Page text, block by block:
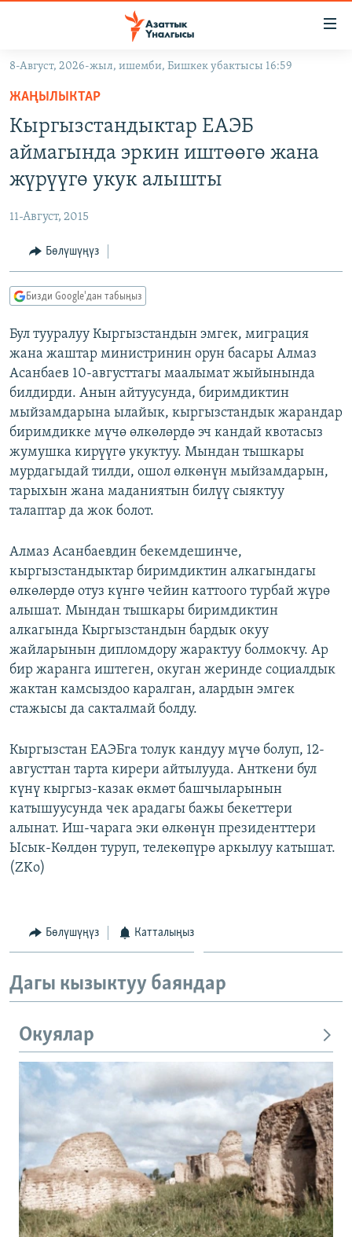
Навигацияга
өтүңүз
Издөөгө
салыңызКЫРГЫЗСТАН
МАДАНИЯТ
ДҮЙНӨ
ТВ ПРОГРАММАЛАР
БҮГҮН АЗАТТЫКТА
ДАНИСТЕ
ЭЖЕ-СИҢДИЛЕР
АЗАТТЫК+
ЫҢГАЙСЫЗ СУРООЛОР
ПОДКАСТ
ОНЛАЙН ШЕРИНЕ
ЭЕ/АРнун бардык сайттары
8-Август, 2026-жыл, ишемби, Бишкек убактысы 16:59
ЖАҢЫЛЫКТАР
Кыргызстандыктар ЕАЭБ
аймагында эркин иштөөгө жана
жүрүүгө укук алышты
11-Август, 2015
Бөлүшүңүз
Бизди Google'дан табыңыз
Бул тууралуу Кыргызстандын эмгек, миграция
жана жаштар министринин орун басары Алмаз
Асанбаев 10-августтагы маалымат жыйынында
билдирди. Анын айтуусунда, биримдиктин
мыйзамдарына ылайык, кыргызстандык жарандар
биримдикке мүчө өлкөлөрдө эч кандай квотасыз
жумушка кирүүгө укуктуу. Мындан тышкары
мурдагыдай тилди, ошол өлкөнүн мыйзамдарын,
тарыхын жана маданиятын билүү сыяктуу
талаптар да жок болот.
Алмаз Асанбаевдин бекемдешинче,
кыргызстандыктар биримдиктин алкагындагы
өлкөлөрдө отуз күнгө чейин каттоого турбай жүрө
алышат. Мындан тышкары биримдиктин
алкагында Кыргызстандын бардык окуу
жайларынын дипломдору жарактуу болмокчу. Ар
бир жаранга иштеген, окуган жеринде социалдык
жактан камсыздоо каралган, алардын эмгек
стажысы да сакталмай болду.
Кыргызстан ЕАЭБга толук кандуу мүчө болуп, 12-
августтан тарта кирери айтылууда. Анткени бул
күнү кыргыз-казак өкмөт башчыларынын
катышуусунда чек арадагы бажы бекеттери
алынат. Иш-чарага эки өлкөнүн президенттери
Ысык-Көлдөн туруп, телекөпүрө аркылуу катышат.
(ZKo)
Бөлүшүңүз Катталыңыз
Дагы кызыктуу баяндар
Окуялар